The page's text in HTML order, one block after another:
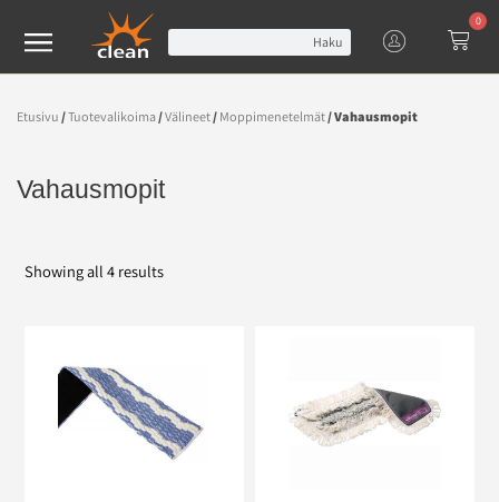
Haku
0
Etusivu /Tuotevalikoima/Välineet/ Moppimenetelmät/ Vahausmopit
Vahausmopit
Showing all 4 results